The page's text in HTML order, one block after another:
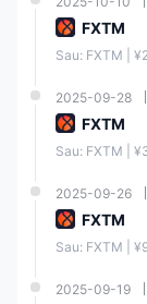
FXTM cung cấp
một cách khôn
Spread và Hoa
Đối với tài khoản
mỗi lot giao dịch
Đối với tài khoản
không có hoa hồng.
Spread được
môi giới khác
là dễ hiểu do
FXTM
Sau: FXTM |
2025-09-28
FXTM
Sau: FXTM |
2025-09-26
FXTM
Sau: FXTM |
2025-09-19